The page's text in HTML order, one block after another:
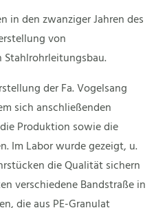
in den zwanziger Jahren des
von
der Fa. Vogelsang
sich anschließenden
Produktion sowie die
Im Labor wurde gezeigt, u.
die Qualität sichern
verschiedene Bandstraße in